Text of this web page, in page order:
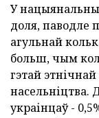
У
доля, паводле
агульнай
больш, чым
гэтай
насельніцтва.
украінцаў -